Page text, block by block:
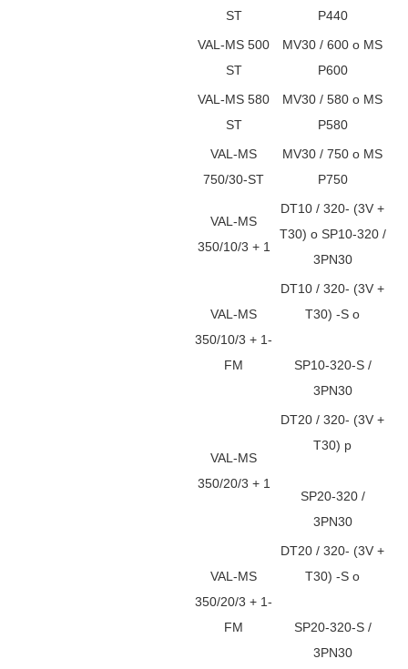
ST
P440
VAL-MS 500
ST
MV30 / 600 o MS
P600
VAL-MS 580
ST
MV30 / 580 o MS
P580
VAL-MS
750/30-ST
MV30 / 750 o MS
P750
VAL-MS
350/10/3 + 1
DT10 / 320- (3V +
T30) o SP10-320 /
3PN30
VAL-MS
350/10/3 + 1-
FM
DT10 / 320- (3V +
T30) -S o
SP10-320-S /
3PN30
VAL-MS
350/20/3 + 1
DT20 / 320- (3V +
T30) p
SP20-320 /
3PN30
VAL-MS
350/20/3 + 1-
FM
DT20 / 320- (3V +
T30) -S o
SP20-320-S /
3PN30